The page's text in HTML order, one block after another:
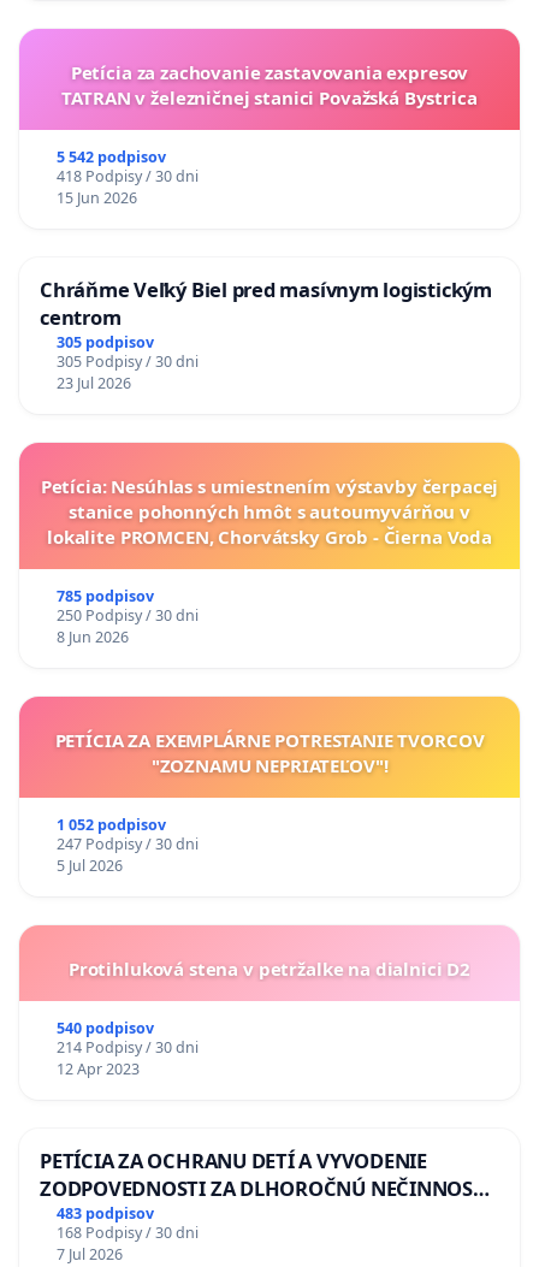
Petícia za zachovanie zastavovania expresov
TATRAN v železničnej stanici Považská Bystrica
5 542 podpisov
418 Podpisy / 30 dni
15 Jun 2026
Chráňme Veľký Biel pred masívnym logistickým
centrom
305 podpisov
305 Podpisy / 30 dni
23 Jul 2026
Petícia: Nesúhlas s umiestnením výstavby čerpacej
stanice pohonných hmôt s autoumyvárňou v
lokalite PROMCEN, Chorvátsky Grob - Čierna Voda
785 podpisov
250 Podpisy / 30 dni
8 Jun 2026
PETÍCIA ZA EXEMPLÁRNE POTRESTANIE TVORCOV
"ZOZNAMU NEPRIATEĽOV"!
1 052 podpisov
247 Podpisy / 30 dni
5 Jul 2026
Protihluková stena v petržalke na dialnici D2
540 podpisov
214 Podpisy / 30 dni
12 Apr 2023
PETÍCIA ZA OCHRANU DETÍ A VYVODENIE
ZODPOVEDNOSTI ZA DLHOROČNÚ NEČINNOSŤ
A ZLYHANIE ŠTÁTU
483 podpisov
168 Podpisy / 30 dni
7 Jul 2026